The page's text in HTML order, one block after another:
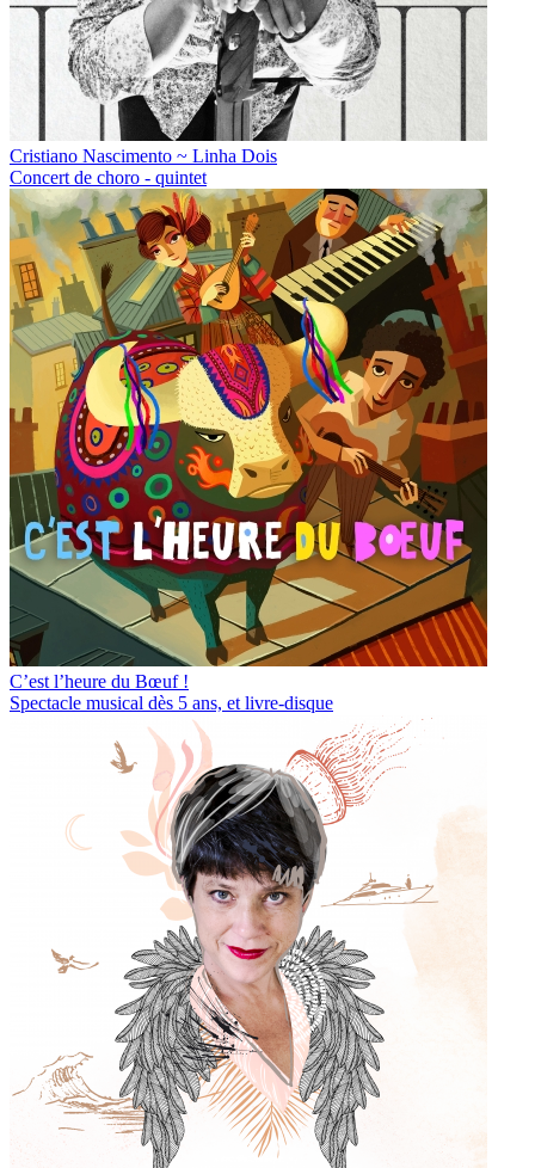
Cristiano Nascimento ~ Linha Dois
Concert de choro - quintet
C’est l’heure du Bœuf !
Spectacle musical dès 5 ans, et livre-disque